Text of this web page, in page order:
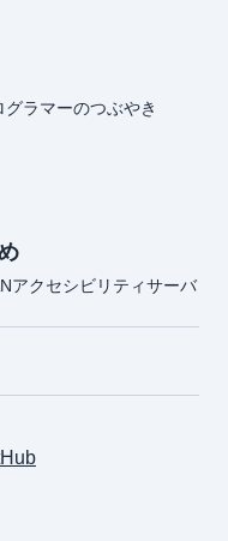
ラマーのつぶやき
アクセシビリティサーバ